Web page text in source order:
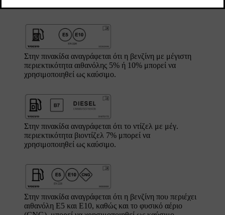
Στην πινακίδα αναγράφεται ότι η βενζίνη με μέγιστη
περιεκτικότητα αιθανόλης 5% ή 10% μπορεί να
χρησιμοποιηθεί ως καύσιμο.
Στην πινακίδα αναγράφεται ότι το ντίζελ με μέγ.
περιεκτικότητα βιοντίζελ 7% μπορεί να
χρησιμοποιηθεί ως καύσιμο.
Στην πινακίδα αναγράφεται ότι η βενζίνη που περιέχει
αιθανόλη E5 και E10, καθώς και το φυσικό αέριο